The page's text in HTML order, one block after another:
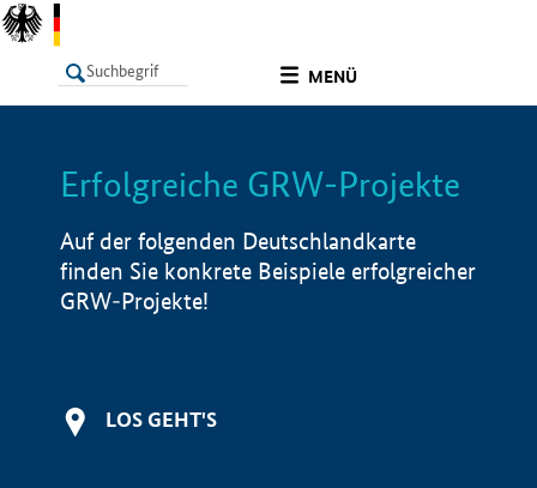
MENÜ
LISTE Info
Erfolgreiche GRW-Projekte
Auf der folgenden Deutschlandkarte
finden Sie konkrete Beispiele erfolgreicher
GRW-Projekte!
LOS GEHT'S